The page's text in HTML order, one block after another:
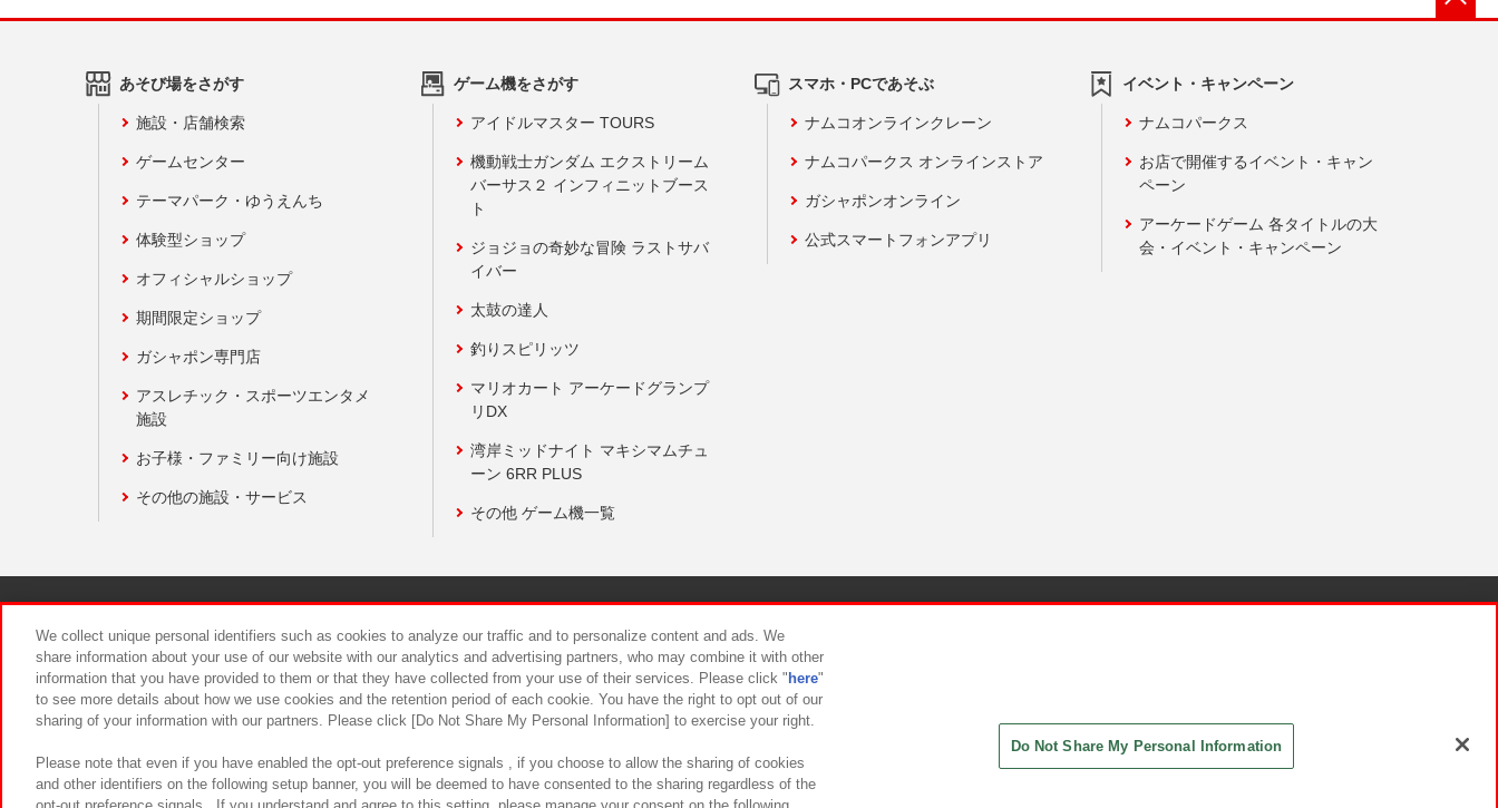
あそび場をさがす
施設・店舗検索
ゲームセンター
テーマパーク・ゆうえんち
体験型ショップ
オフィシャルショップ
期間限定ショップ
ガシャポン専門店
アスレチック・スポーツエンタメ
施設
お子様・ファミリー向け施設
その他の施設・サービス
ゲーム機をさがす
アイドルマスター TOURS
機動戦士ガンダム エクストリーム
バーサス２ インフィニットブース
ト
ジョジョの奇妙な冒険 ラストサバ
イバー
太鼓の達人
釣りスピリッツ
マリオカート アーケードグランプ
リDX
湾岸ミッドナイト マキシマムチュ
ーン 6RR PLUS
その他 ゲーム機一覧
スマホ・PCであそぶ
ナムコオンラインクレーン
ナムコパークス オンラインストア
ガシャポンオンライン
公式スマートフォンアプリ
イベント・キャンペーン
ナムコパークス
お店で開催するイベント・キャン
ペーン
アーケードゲーム 各タイトルの大
会・イベント・キャンペーン
食品のご提供について カスタマーハラスメント対応方針
We collect unique personal identifiers such as cookies to analyze our traffic and to personalize content and ads. We
share information about your use of our website with our analytics and advertising partners, who may combine it with other
information that you have provided to them or that they have collected from your use of their services. Please click " here"
to see more details about how we use cookies and the retention period of each cookie. You have the right to opt out of our
sharing of your information with our partners. Please click [Do Not Share My Personal Information] to exercise your right.
Please note that even if you have enabled the opt-out preference signals , if you choose to allow the sharing of cookies
and other identifiers on the following setup banner, you will be deemed to have consented to the sharing regardless of the
Do Not Share My Personal Information